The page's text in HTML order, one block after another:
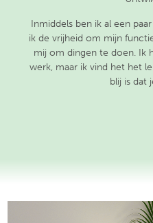
Inmiddels ben ik al een
ik de vrijheid om mijn
mij om dingen te doen. Ik
werk, maar ik vind het het
blij is dat